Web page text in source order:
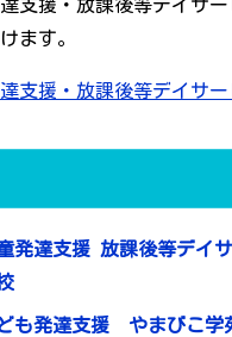
支援・放課後等デイサ
ます。
支援・放課後等デイサー
発達支援 放課後等デイ
も発達支援 やまびこ学